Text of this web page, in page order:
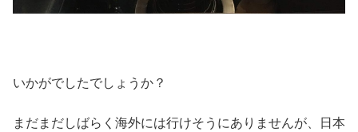
いかがでしたでしょうか？
まだまだしばらく海外には行けそうにありませんが、日本